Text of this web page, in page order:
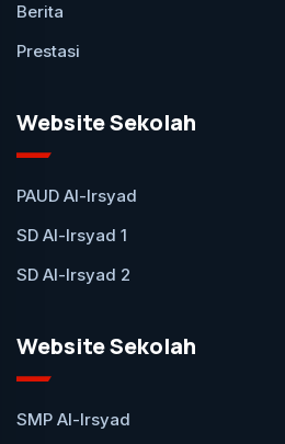
Berita
Prestasi
Website Sekolah
PAUD Al-Irsyad
SD Al-Irsyad 1
SD Al-Irsyad 2
Website Sekolah
SMP Al-Irsyad